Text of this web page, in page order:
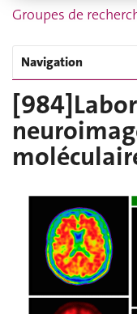
Groupes de
Navigation